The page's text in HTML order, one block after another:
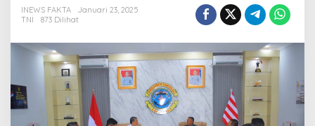
a
n
t
m
a
l
INEWS FAKTA
Januari 23, 2025
TNI
873 Dilihat